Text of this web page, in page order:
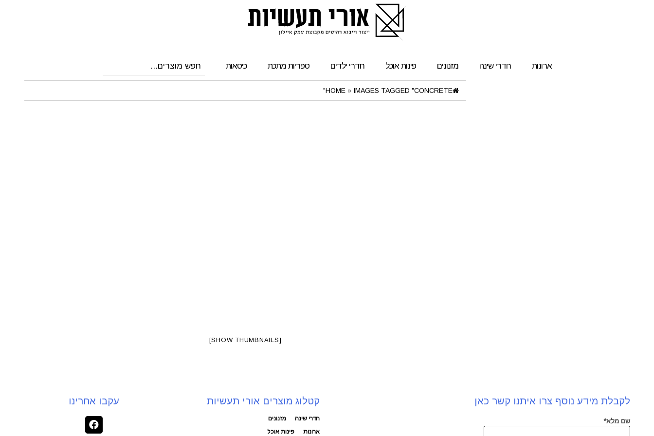
ארונות חדרי שינה מזנונים פינות אוכל חדרי ילדים ספריות מתכת כיסאות
HOME » IMAGES TAGGED "CONCRETE"
[SHOW THUMBNAILS]
עקבו אחרינו קטלוג מוצרים אורי תעשיות
חדרי שינה
מזנונים
ארונות
פינות אוכל
לקבלת מידע נוסף צרו איתנו קשר כאן
שם מלא*